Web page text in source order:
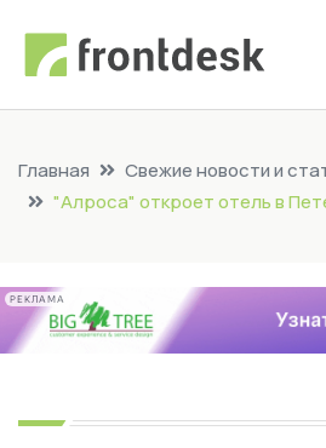
Главная
Свежие новости и
"Алроса" откроет отель в
РЕКЛАМА